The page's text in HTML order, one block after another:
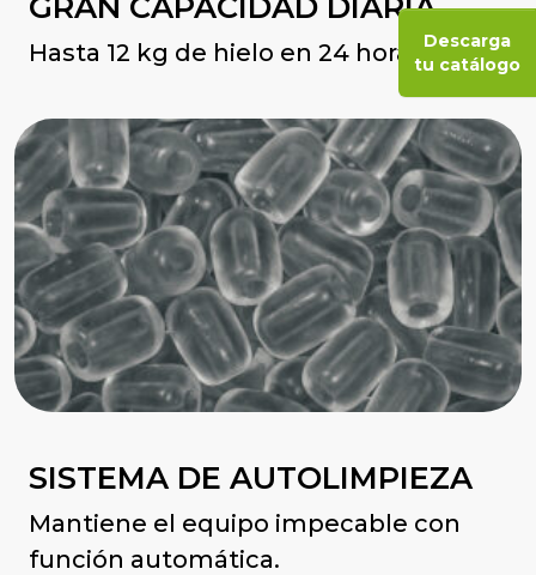
Descarga
tu catálogo
Hasta 12 kg de hielo en 24 horas.
SISTEMA DE AUTOLIMPIEZA
Mantiene el equipo impecable con
función automática.